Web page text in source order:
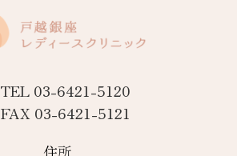
TEL 03-6421-5120
FAX 03-6421-5121
住所